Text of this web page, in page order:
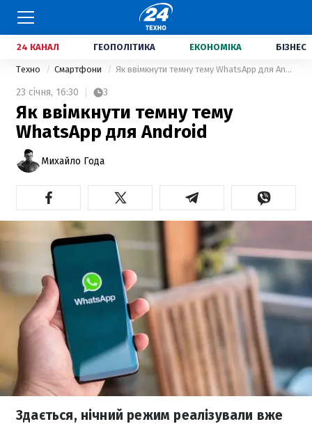
24 КАНАЛ ГЕОПОЛІТИКА ЕКОНОМІКА БІЗНЕС
Техно Смартфони Як ввімкнути темну тему WhatsApp для Android
23 січня, 16:30 3
Як ввімкнути темну тему
WhatsApp для Android
Михайло Года
Здається, нічний режим реалізували вже